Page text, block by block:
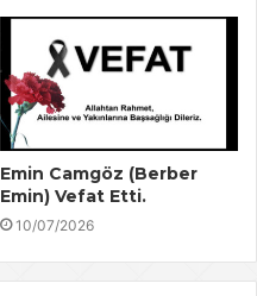
Emin Camgöz (Berber
Emin) Vefat Etti.
10/07/2026